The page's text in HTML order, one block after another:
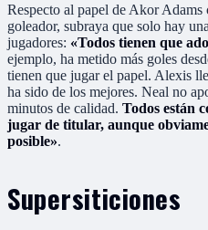
Respecto al papel de Akor Adams
goleador, subraya que solo hay
jugadores: «Todos tienen que
ejemplo, ha metido más goles
tienen que jugar el papel. Alexis
ha sido de los mejores. Neal no
minutos de calidad. Todos están
jugar de titular, aunque
posible».
Supersiticiones